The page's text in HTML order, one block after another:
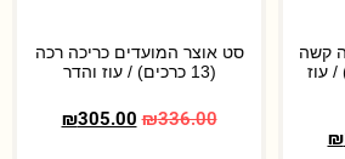
קשה
/ עוז
₪
סט אוצר המועדים כריכה רכה
(13 כרכים) / עוז והדר
₪336.00
₪305.00